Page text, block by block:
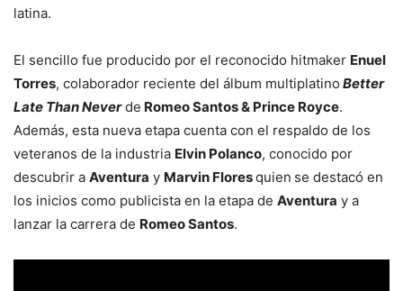
latina.
El sencillo fue producido por el reconocido hitmaker Enuel
Torres, colaborador reciente del álbum multiplatino Better
Late Than Neverde Romeo Santos & Prince Royce.
Además, esta nueva etapa cuenta con el respaldo de los
veteranos de la industria Elvin Polanco, conocido por
descubrir a Aventura y Marvin Floresquien se destacó en
los inicios como publicista en la etapa de Aventura y a
lanzar la carrera de Romeo Santos.